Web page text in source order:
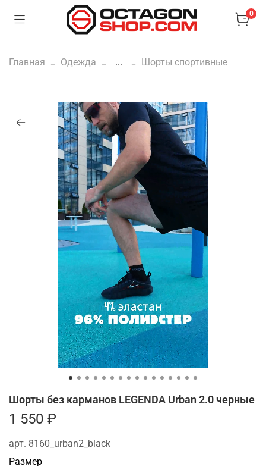
0
Главная Одежда ... Шорты спортивные
арт. 8160_urban2_black
Шорты без карманов LEGENDA Urban 2.0 черные
1 550 ₽
Размер